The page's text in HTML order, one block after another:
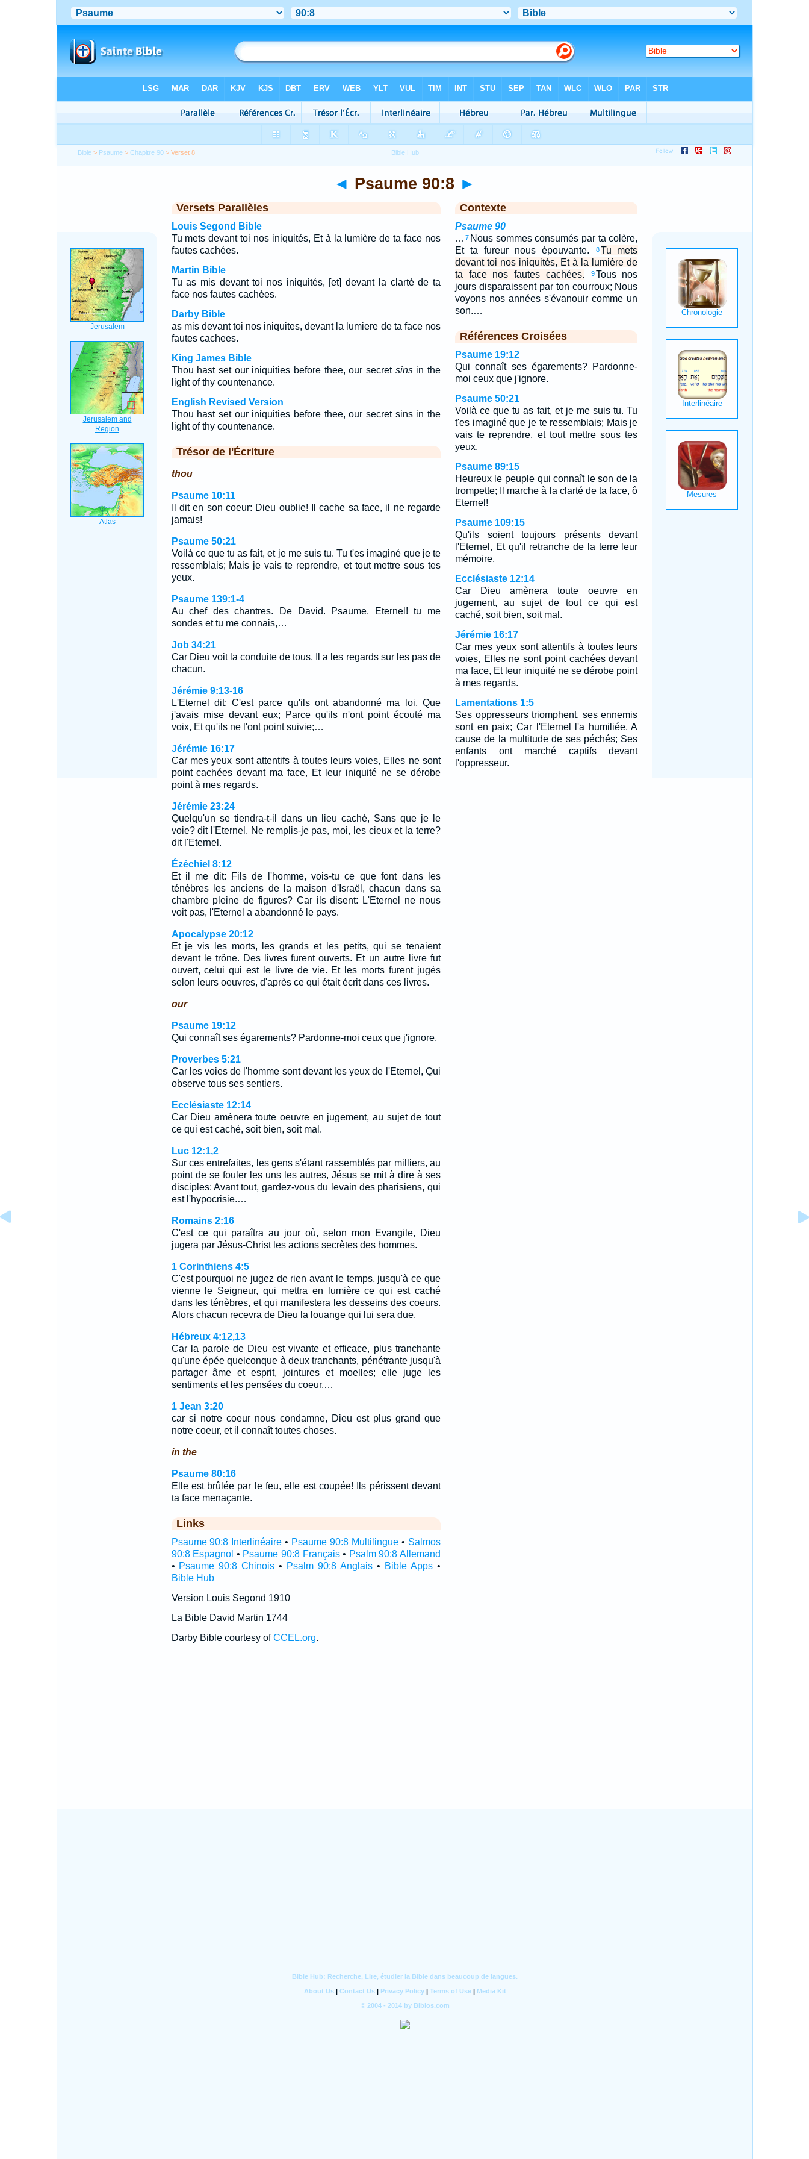
Bible > Psaume >Chapitre 90 > Verset 8
◄ Psaume 90:8 ►
Versets Parallèles
Louis Segond Bible
Tu mets devant toi nos iniquités, Et à la lumière de ta face nos
fautes cachées.
Martin Bible
Tu as mis devant toi nos iniquités, [et] devant la clarté de ta
face nos fautes cachées.
Darby Bible
as mis devant toi nos iniquites, devant la lumiere de ta face nos
fautes cachees.
King James Bible
Thou hast set our iniquities before thee, our secret sinsin the
light of thy countenance.
English Revised Version
Thou hast set our iniquities before thee, our secret sins in the
light of thy countenance.
Trésor de l'Écriture
thou
Psaume 10:11
Il dit en son coeur: Dieu oublie! Il cache sa face, il ne regarde
jamais!
Psaume 50:21
Voilà ce que tu as fait, et je me suis tu. Tu t'es imaginé que je te
ressemblais; Mais je vais te reprendre, et tout mettre sous tes
yeux.
Psaume 139:1-4
Au chef des chantres. De David. Psaume. Eternel! tu me
sondes et tu me connais,…
Job 34:21
Car Dieu voit la conduite de tous, Il a les regards sur les pas de
chacun.
Jérémie 9:13-16
L'Eternel dit: C'est parce qu'ils ont abandonné ma loi, Que
j'avais mise devant eux; Parce qu'ils n'ont point écouté ma
voix, Et qu'ils ne l'ont point suivie;…
Jérémie 16:17
Car mes yeux sont attentifs à toutes leurs voies, Elles ne sont
point cachées devant ma face, Et leur iniquité ne se dérobe
point à mes regards.
Jérémie 23:24
Quelqu'un se tiendra-t-il dans un lieu caché, Sans que je le
voie? dit l'Eternel. Ne remplis-je pas, moi, les cieux et la terre?
dit l'Eternel.
Ézéchiel 8:12
Et il me dit: Fils de l'homme, vois-tu ce que font dans les
ténèbres les anciens de la maison d'Israël, chacun dans sa
chambre pleine de figures? Car ils disent: L'Eternel ne nous
voit pas, l'Eternel a abandonné le pays.
Apocalypse 20:12
Et je vis les morts, les grands et les petits, qui se tenaient
devant le trône. Des livres furent ouverts. Et un autre livre fut
ouvert, celui qui est le livre de vie. Et les morts furent jugés
selon leurs oeuvres, d'après ce qui était écrit dans ces livres.
our
Psaume 19:12
Qui connaît ses égarements? Pardonne-moi ceux que j'ignore.
Proverbes 5:21
Car les voies de l'homme sont devant les yeux de l'Eternel, Qui
observe tous ses sentiers.
Ecclésiaste 12:14
Car Dieu amènera toute oeuvre en jugement, au sujet de tout
ce qui est caché, soit bien, soit mal.
Luc 12:1,2
Sur ces entrefaites, les gens s'étant rassemblés par milliers, au
point de se fouler les uns les autres, Jésus se mit à dire à ses
disciples: Avant tout, gardez-vous du levain des pharisiens, qui
est l'hypocrisie.…
Romains 2:16
C'est ce qui paraîtra au jour où, selon mon Evangile, Dieu
jugera par Jésus-Christ les actions secrètes des hommes.
1 Corinthiens 4:5
C'est pourquoi ne jugez de rien avant le temps, jusqu'à ce que
vienne le Seigneur, qui mettra en lumière ce qui est caché
dans les ténèbres, et qui manifestera les desseins des coeurs.
Alors chacun recevra de Dieu la louange qui lui sera due.
Hébreux 4:12,13
Car la parole de Dieu est vivante et efficace, plus tranchante
qu'une épée quelconque à deux tranchants, pénétrante jusqu'à
partager âme et esprit, jointures et moelles; elle juge les
sentiments et les pensées du coeur.…
1 Jean 3:20
car si notre coeur nous condamne, Dieu est plus grand que
notre coeur, et il connaît toutes choses.
in the
Psaume 80:16
Elle est brûlée par le feu, elle est coupée! Ils périssent devant
ta face menaçante.
Links
Psaume 90:8 Interlinéaire • Psaume 90:8 Multilingue • Salmos
90:8 Espagnol • Psaume 90:8 Français• Psalm 90:8 Allemand
• Psaume 90:8 Chinois • Psalm 90:8 Anglais • Bible Apps •
Bible Hub
Version Louis Segond 1910
La Bible David Martin 1744
Darby Bible courtesy ofCCEL.org.
Contexte
Psaume 90
… 7 Nous sommes consumés par ta colère,
Et ta fureur nous épouvante.
8 Tu mets
devant toi nos iniquités, Et à la lumière de
ta face nos fautes cachées.
9Tous nos
jours disparaissent par ton courroux; Nous
voyons nos années s'évanouir comme un
son.…
Références Croisées
Psaume 19:12
Qui connaît ses égarements? Pardonne-
moi ceux que j'ignore.
Psaume 50:21
Voilà ce que tu as fait, et je me suis tu. Tu
t'es imaginé que je te ressemblais; Mais je
vais te reprendre, et tout mettre sous tes
yeux.
Psaume 89:15
Heureux le peuple qui connaît le son de la
trompette; Il marche à la clarté de ta face, ô
Eternel!
Psaume 109:15
Qu'ils soient toujours présents devant
l'Eternel, Et qu'il retranche de la terre leur
mémoire,
Ecclésiaste 12:14
Car Dieu amènera toute oeuvre en
jugement, au sujet de tout ce qui est
caché, soit bien, soit mal.
Jérémie 16:17
Car mes yeux sont attentifs à toutes leurs
voies, Elles ne sont point cachées devant
ma face, Et leur iniquité ne se dérobe point
à mes regards.
Lamentations 1:5
Ses oppresseurs triomphent, ses ennemis
sont en paix; Car l'Eternel l'a humiliée, A
cause de la multitude de ses péchés; Ses
enfants ont marché captifs devant
l'oppresseur.